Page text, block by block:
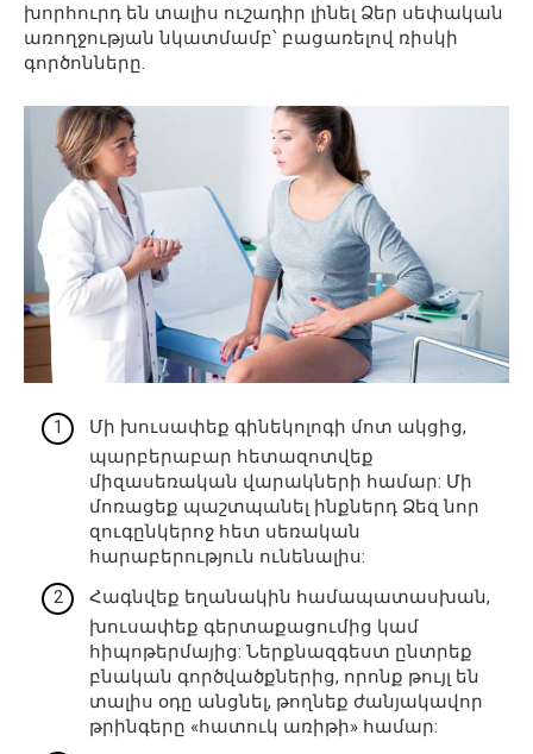
խորհուրդ են տալիս ուշադիր լինել Ձեր սեփական
առողջության նկատմամբ՝ բացառելով ռիսկի
գործոնները.
Մի խուսափեք գինեկոլոգի մոտ ակցից,
պարբերաբար հետազոտվեք
միզասեռական վարակների համար: Մի
մոռացեք պաշտպանել ինքներդ Ձեզ նոր
զուգընկերոջ հետ սեռական
հարաբերություն ունենալիս:
Հագնվեք եղանակին համապատասխան,
խուսափեք գերտաքացումից կամ
հիպոթերմայից: Ներքնազգեստ ընտրեք
բնական գործվածքներից, որոնք թույլ են
տալիս օդը անցնել, թողնեք ժանյակավոր
թրինգերը «հատուկ առիթի» համար: